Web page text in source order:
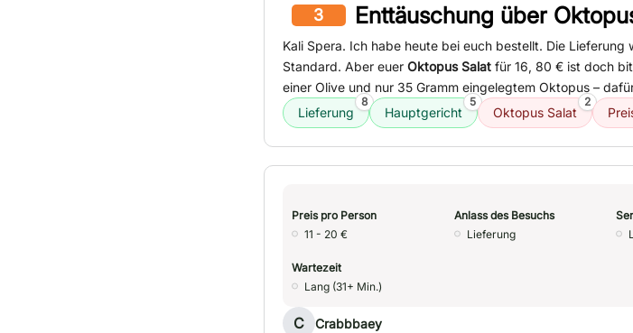
3 Enttäuschung über
Kali Spera. Ich habe heute bei euch bestellt. Die
Standard. Aber euer Oktopus Salat für 16, 80 € ist doch
einer Olive und nur 35 Gramm eingelegtem Oktopus –
Lieferung
8
Hauptgericht
5
Oktopus Salat
2
Preis pro Person
11 - 20 €
Anlass des Besuchs
Lieferung
Wartezeit
Lang (31+ Min.)
C Crabbbaey